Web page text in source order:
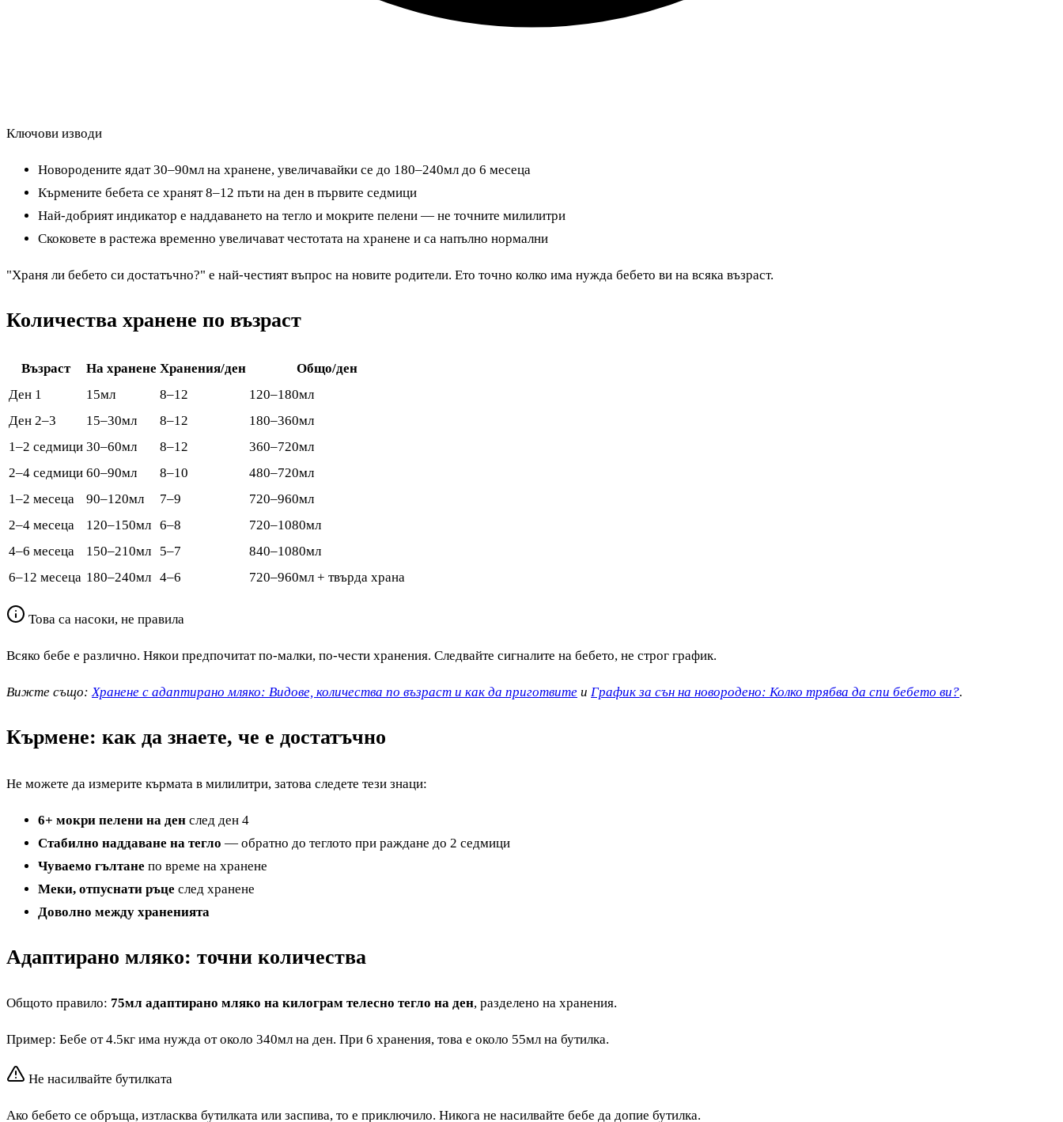
Ключови изводи
Новородените ядат 30–90мл на хранене, увеличавайки се до 180–240мл до 6 месеца
Кърмените бебета се хранят 8–12 пъти на ден в първите седмици
Най-добрият индикатор е наддаването на тегло и мокрите пелени — не точните милилитри
Скоковете в растежа временно увеличават честотата на хранене и са напълно нормални
"Храня ли бебето си достатъчно?" е най-честият въпрос на новите родители. Ето точно колко има нужда бебето ви на всяка възраст.
Количества хранене по възраст
Възраст На хранене Хранения/ден
Общо/ден
Ден 1
15мл 8–12
120–180мл
Ден 2–3
15–30мл 8–12
180–360мл
1–2 седмици 30–60мл 8–12
360–720мл
2–4 седмици 60–90мл 8–10
480–720мл
1–2 месеца
90–120мл 7–9
720–960мл
2–4 месеца
120–150мл 6–8
720–1080мл
4–6 месеца
150–210мл 5–7
840–1080мл
6–12 месеца 180–240мл 4–6 720–960мл + твърда храна
Това са насоки, не правила
Всяко бебе е различно. Някои предпочитат по-малки, по-чести хранения. Следвайте сигналите на бебето, не строг график.
Вижте също:Хранене с адаптирано мляко: Видове, количества по възраст и как да приготвите и График за сън на новородено: Колко трябва да спи бебето ви?.
Кърмене: как да знаете, че е достатъчно
Не можете да измерите кърмата в милилитри, затова следете тези знаци:
6+ мокри пелени на ден след ден 4
Стабилно наддаване на тегло — обратно до теглото при раждане до 2 седмици
Чуваемо гълтане по време на хранене
Меки, отпуснати ръце след хранене
Доволно между храненията
Адаптирано мляко: точни количества
Общото правило: 75мл адаптирано мляко на килограм телесно тегло на ден, разделено на хранения.
Пример: Бебе от 4.5кг има нужда от около 340мл на ден. При 6 хранения, това е около 55мл на бутилка.
Не насилвайте бутилката
Ако бебето се обръща, изтласква бутилката или заспива, то е приключило. Никога не насилвайте бебе да допие бутилка.